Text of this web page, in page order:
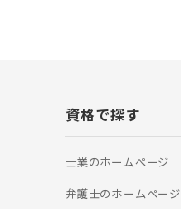
資格で探す
士業のホームぺージ
弁護士のホームぺージ